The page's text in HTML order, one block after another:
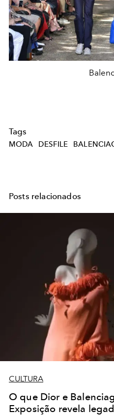
Tags
MODA DESFILE
Posts relacionados
CULTURA
O que Dior e
Exposição revela